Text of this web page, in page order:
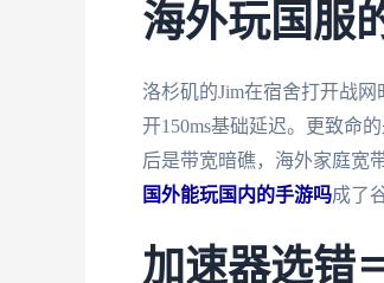
海外玩国服
洛杉矶的Jim在宿舍打开战
开150ms基础延迟。更致命
后是带宽暗礁，海外家庭宽
国外能玩国内的手游吗成了
加速器选错